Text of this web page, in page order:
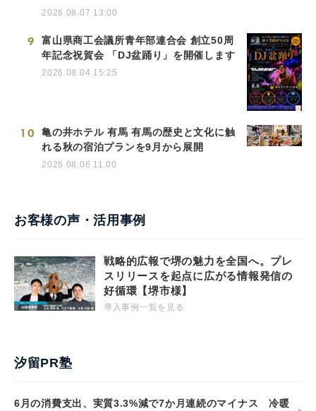
2026.08.07 13:00
9
富山県商工会議所青年部連合会 創立50周
年記念祝賀会 「DJ盆踊り」を開催します
2026.08.04 15:25
10
亀の井ホテル 有馬 有馬の歴史と文化に触
れる秋の宿泊プランを9月から展開
2026.08.06 11:00
お客様の声・活用事例
戦略的広報で堺の魅力を全国へ。プレ
スリリースを起点に広がる情報発信の
好循環【堺市様】
導入事例一覧を見る
汐留PR塾
6月の消費支出、実質3.3%減で7か月連続のマイナス 冷暖